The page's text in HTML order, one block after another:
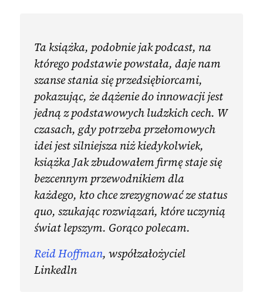
Ta książka, podobnie jak podcast, na
którego podstawie powstała, daje nam
szanse stania się przedsiębiorcami,
pokazując, że dążenie do innowacji jest
jedną z podstawowych ludzkich cech. W
czasach, gdy potrzeba przełomowych
idei jest silniejsza niż kiedykolwiek,
książka Jak zbudowałem firmę staje się
bezcennym przewodnikiem dla
każdego, kto chce zrezygnować ze status
quo, szukając rozwiązań, które uczynią
świat lepszym. Gorąco polecam.
Reid Hoffman, współzałożyciel
Linkedln